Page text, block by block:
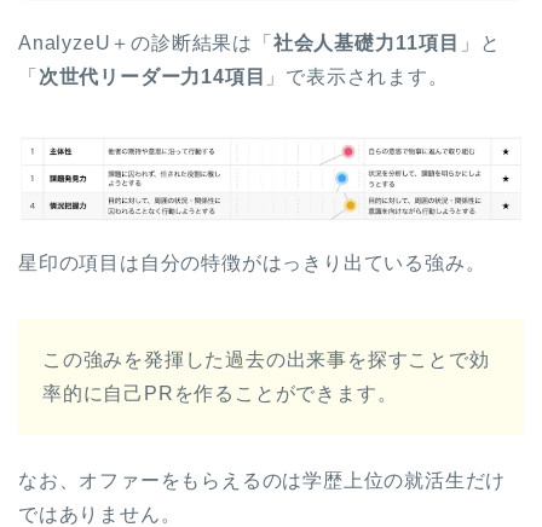
AnalyzeU＋の診断結果は「 社会人基礎力11項目
」と
「 次世代リーダー力14項目 」で表示されます。
星印の項目は自分の特徴がはっきり出ている強み。
この強みを発揮した過去の出来事を探すことで効
率的に自己PRを作ることができます。
なお、オファーをもらえるのは学歴上位の就活生だけ
ではありません。